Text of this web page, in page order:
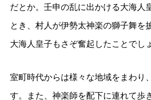
だとか。壬申の乱に出かける大海人
とき、村人が伊勢太神楽の獅子舞を
大海人皇子もさぞ奮起したことでし
室町時代からは様々な地域をまわり
す。また、神楽師を配下に連れて歩